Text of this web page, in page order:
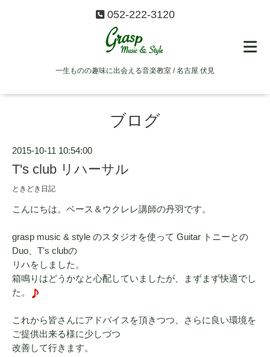
052-222-3120
一生ものの趣味に出会える音楽教室 / 名古屋 伏見
ブログ
2015-10-11 10:54:00
T's club リハーサル
ときどき日記
こんにちは。ベース＆ウクレレ講師の丹羽です。
grasp music & style のスタジオを使って Guitar トニーとの
Duo、T's clubの
リハをしました。
箱鳴りはどうかなと心配していましたが、まずまず快適でし
た。
これから皆さんにアドバイスを頂きつつ、さらに良い環境を
ご提供出来る様に少しづつ
改善して行きます。